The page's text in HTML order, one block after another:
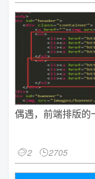
偶遇，前端排版的
2 2705